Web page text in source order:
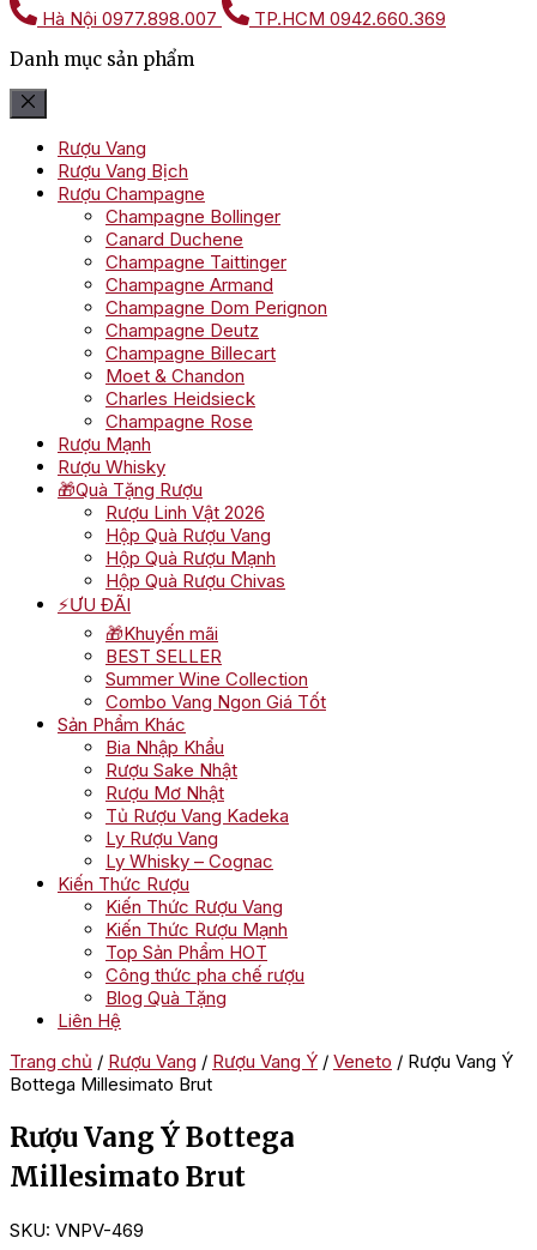
Hà Nội 0977.898.007 TP.HCM 0942.660.369
Danh mục sản phẩm
Rượu Vang
Rượu Vang Bịch
Rượu Champagne
Champagne Bollinger
Canard Duchene
Champagne Taittinger
Champagne Armand
Champagne Dom Perignon
Champagne Deutz
Champagne Billecart
Moet & Chandon
Charles Heidsieck
Champagne Rose
Rượu Mạnh
Rượu Whisky
🎁Quà Tặng Rượu
Rượu Linh Vật 2026
Hộp Quà Rượu Vang
Hộp Quà Rượu Mạnh
Hộp Quà Rượu Chivas
⚡ƯU ĐÃI
🎁Khuyến mãi
BEST SELLER
Summer Wine Collection
Combo Vang Ngon Giá Tốt
Sản Phẩm Khác
Bia Nhập Khẩu
Rượu Sake Nhật
Rượu Mơ Nhật
Tủ Rượu Vang Kadeka
Ly Rượu Vang
Ly Whisky – Cognac
Kiến Thức Rượu
Kiến Thức Rượu Vang
Kiến Thức Rượu Mạnh
Top Sản Phẩm HOT
Công thức pha chế rượu
Blog Quà Tặng
Liên Hệ
Trang chủ / Rượu Vang / Rượu Vang Ý / Veneto / Rượu Vang Ý
Bottega Millesimato Brut
Rượu Vang Ý Bottega
Millesimato Brut
SKU: VNPV-469